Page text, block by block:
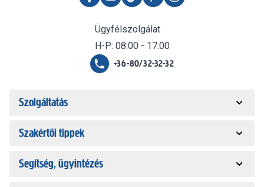
Ügyfélszolgálat
H-P: 08:00 - 17:00
+36-80/32-32-32
Szolgáltatás
Szakértői tippek
Segítség, ügyintézés